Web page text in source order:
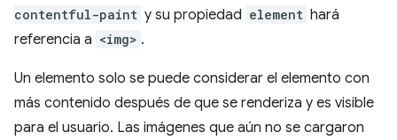
contentful-paint y su propiedad element hará
referencia a <img> .
Un elemento solo se puede considerar el elemento con
más contenido después de que se renderiza y es visible
para el usuario. Las imágenes que aún no se cargaron